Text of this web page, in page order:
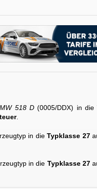
518 D (0005/DDX) in die
.
in dieTypklasse 27
in die Typklasse 27